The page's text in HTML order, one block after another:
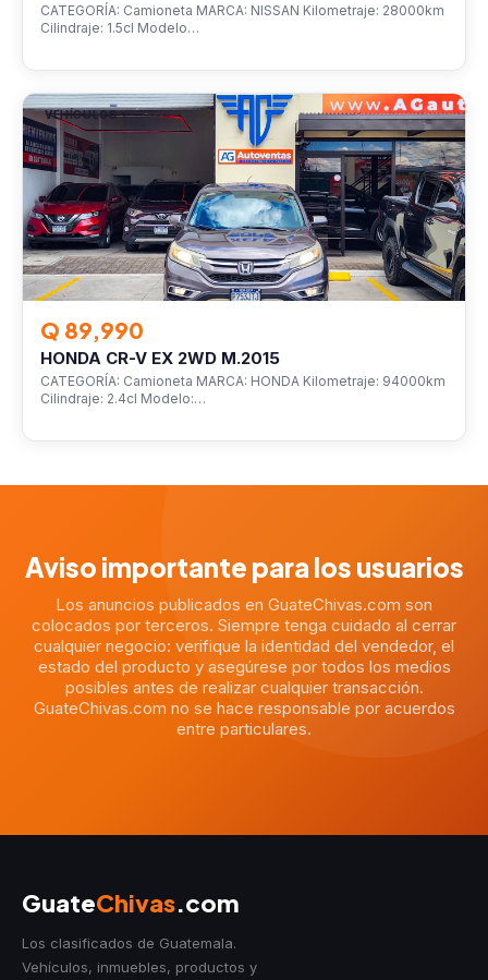
CATEGORÍA: Camioneta MARCA: NISSAN Kilometraje: 28000km
Cilindraje: 1.5cl Modelo…
VEHÍCULOS
Q 89,990
HONDA CR-V EX 2WD M.2015
CATEGORÍA: Camioneta MARCA: HONDA Kilometraje: 94000km
Cilindraje: 2.4cl Modelo:…
Aviso importante para los usuarios
Los anuncios publicados en GuateChivas.com son
colocados por terceros. Siempre tenga cuidado al cerrar
cualquier negocio: verifique la identidad del vendedor, el
estado del producto y asegúrese por todos los medios
posibles antes de realizar cualquier transacción.
GuateChivas.com no se hace responsable por acuerdos
entre particulares.
GuateChivas.com
Los clasificados de Guatemala.
Vehículos, inmuebles, productos y